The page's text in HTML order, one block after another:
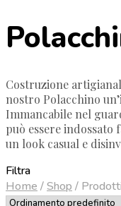
Costruzione
nostro Polacchino
Immancabile nel
può essere indossato
un look casual e
Filtra
Home /Shop /